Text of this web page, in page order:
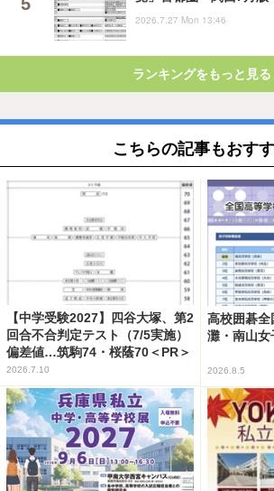
2026.7.27 Mon 13:46
ランキングをもっと見る
こちらの記事もおす
【中学受験2027】四谷大塚、第2
回合不合判定テスト（7/5実施）
偏差値…筑駒74・桜蔭70＜PR＞
2026.7.10
高校囲碁全
灘・南山女
2026.8.5